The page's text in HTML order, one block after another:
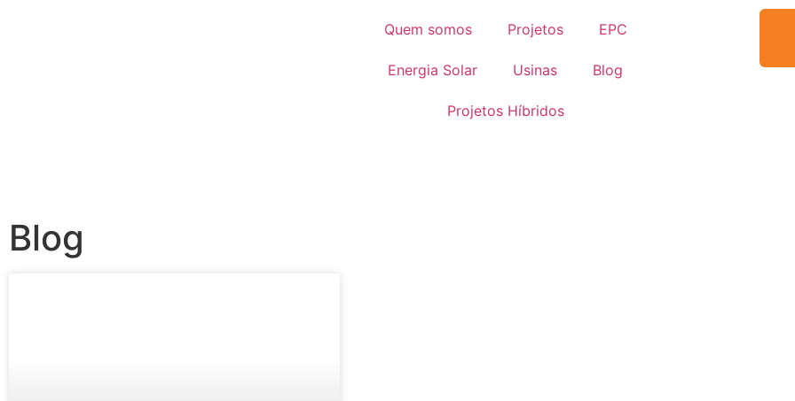
Quem somos Projetos EPC
Energia Solar Usinas Blog
Projetos Híbridos
Blog